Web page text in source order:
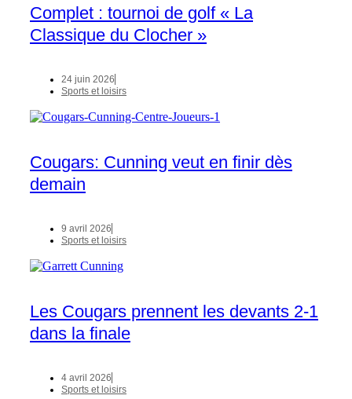
Complet : tournoi de golf « La
Classique du Clocher »
24 juin 2026
Sports et loisirs
Cougars: Cunning veut en finir dès
demain
9 avril 2026
Sports et loisirs
Les Cougars prennent les devants 2-1
dans la finale
4 avril 2026
Sports et loisirs